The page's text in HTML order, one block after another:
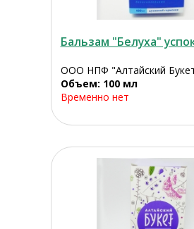
Бальзам "Белуха"
ООО НПФ "Алтайский
Объем: 100 мл
Временно нет